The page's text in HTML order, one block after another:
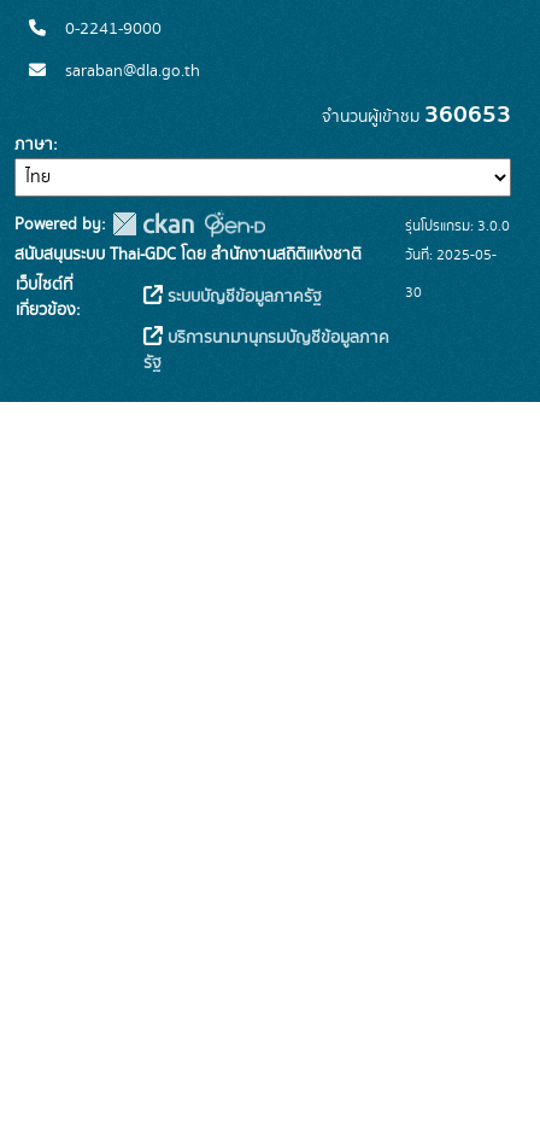
0-2241-9000
saraban@dla.go.th
จำนวนผู้เข้าชม 360653
ภาษา
Powered by:
สนับสนุนระบบ Thai-GDC โดย สำนักงานสถิติแห่งชาติ
เว็บไซต์ที่
เกี่ยวข้อง:
ระบบบัญชีข้อมูลภาครัฐ
บริการนามานุกรมบัญชีข้อมูลภาค
รัฐ
รุ่นโปรแกรม: 3.0.0
วันที่: 2025-05-
30